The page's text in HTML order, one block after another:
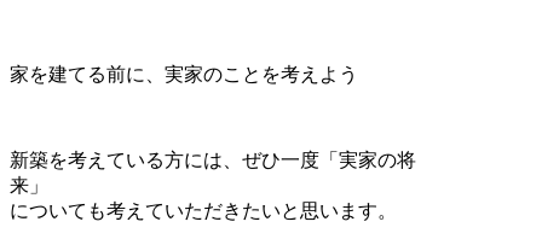
家を建てる前に、実家のことを考えよう
新築を考えている方には、ぜひ一度「実家の将
来」
についても考えていただきたいと思います。